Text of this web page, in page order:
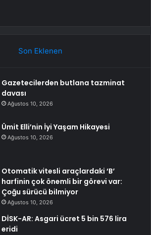
Son Eklenen
Gazetecilerden butlana tazminat
davası
Ağustos 10, 2026
Ümit Elli’nin İyi Yaşam Hikayesi
Ağustos 10, 2026
Otomatik vitesli araçlardaki ‘B’
harfinin çok önemli bir görevi var:
Çoğu sürücü bilmiyor
Ağustos 10, 2026
DİSK-AR: Asgari ücret 5 bin 576 lira
eridi